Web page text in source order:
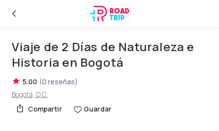
Viaje de 2 Días de Naturaleza e
Historia en Bogotá
5.00 (0 reseñas)
Bogotá, D.C.
Compartir
Guardar